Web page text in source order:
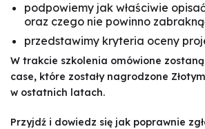
podpowiemy jak właściwie
oraz czego nie powinno
przedstawimy kryteria oceny
W trakcie szkolenia omówione
case, które zostały nagrodzone
w ostatnich latach.
Przyjdź i dowiedz się jak poprawnie